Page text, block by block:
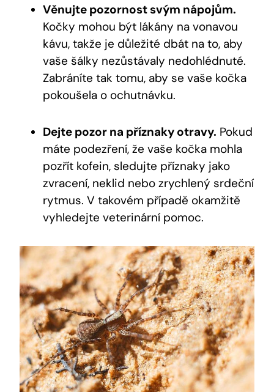
Věnujte pozornost svým nápojům.
Kočky mohou být lákány na vonavou
kávu, takže je důležité dbát na to, aby
vaše šálky nezůstávaly nedohlédnuté.
Zabráníte tak tomu, aby se vaše kočka
pokoušela o ochutnávku.
Dejte pozor na příznaky otravy. Pokud
máte podezření, že vaše kočka mohla
pozřít kofein, sledujte příznaky jako
zvracení, neklid nebo zrychlený srdeční
rytmus. V takovém případě okamžitě
vyhledejte veterinární pomoc.